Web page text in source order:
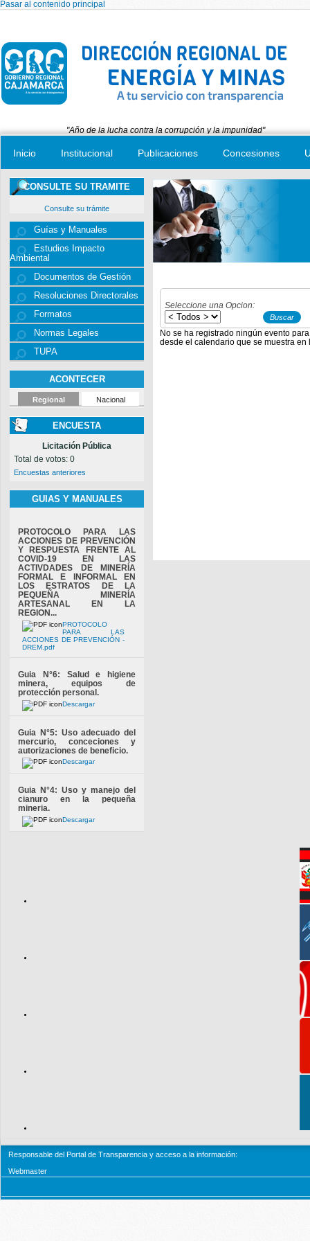
Pasar al contenido principal
"Año de la lucha contra la corrupción y la impunidad"
Inicio Institucional Publicaciones Concesiones
CONSULTE SU TRAMITE
Consulte su trámite
Guías y Manuales
Estudios Impacto
Ambiental
Documentos de Gestión
Resoluciones Directorales
Formatos
Normas Legales
TUPA
ACONTECER
Regional Nacional
ENCUESTA
Licitación Pública
Total de votos: 0
Encuestas anteriores
GUIAS Y MANUALES
PROTOCOLO PARA LAS
ACCIONES DE PREVENCIÓN
Y RESPUESTA FRENTE AL
COVID-19 EN LAS
ACTIVDADES DE MINERÍA
FORMAL E INFORMAL EN
LOS ESTRATOS DE LA
PEQUEÑA MINERÍA
ARTESANAL EN LA
REGION...
PROTOCOLO
PARA LAS
ACCIONES DE PREVENCIÓN -
DREM.pdf
Guia N°6: Salud e higiene
minera, equipos de
protección personal.
Descargar
Guia N°5: Uso adecuado del
mercurio, conceciones y
autorizaciones de beneficio.
Descargar
Guia N°4: Uso y manejo del
cianuro en la pequeña
mineria.
Descargar
Seleccione una Opcion:
No se ha registrado ningún evento
desde el calendario que se muestra
Responsable del Portal de Transparencia y acceso a la información:
Webmaster